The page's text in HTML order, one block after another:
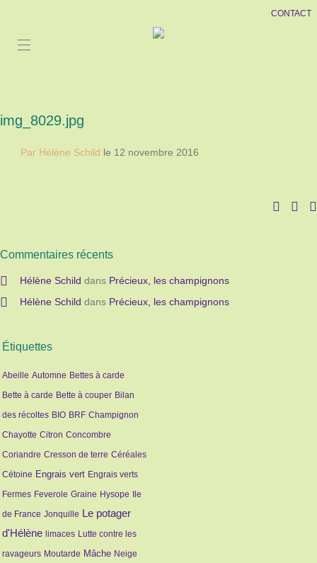
CONTACT
img_8029.jpg
Par Hélène Schild le 12 novembre 2016
Commentaires récents
Hélène Schild dans Précieux, les champignons
Hélène Schild dans Précieux, les champignons
Étiquettes
Abeille Automne Bettes à carde
Bette à carde Bette à couper Bilan
des récoltes BIO BRF Champignon
Chayotte Citron Concombre
Coriandre Cresson de terre Céréales
Cétoine Engrais vert Engrais verts
Fermes Feverole Graine Hysope
Ile
de France Jonquille Le potager
d'Hélène limaces Lutte contre les
ravageurs Moutarde Mâche Neige